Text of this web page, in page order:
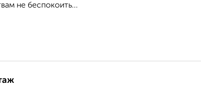
не беспокоить...